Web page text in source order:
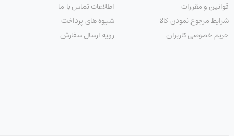
قوانین و مقررات
شرایط مرجوع نمودن کالا
حریم خصوصی کاربران
اطلاعات تماس با ما
شیوه های پرداخت
رویه ارسال سفارش